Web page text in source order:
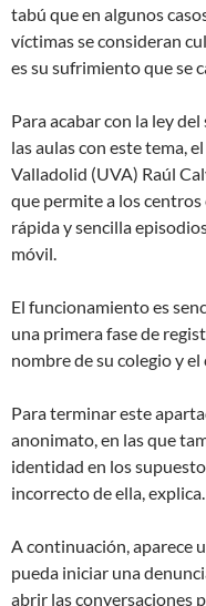
tabú que en algunos
víctimas se consideran
es su sufrimiento que se
Para acabar con la ley
las aulas con este tema,
Valladolid (UVA) Raúl
que permite a los
rápida y sencilla
móvil.
El funcionamiento es
una primera fase de
nombre de su colegio y
Para terminar este
anonimato, en las que
identidad en los
incorrecto de ella, explica.
A continuación, aparece
pueda iniciar una
abrir las conversaciones